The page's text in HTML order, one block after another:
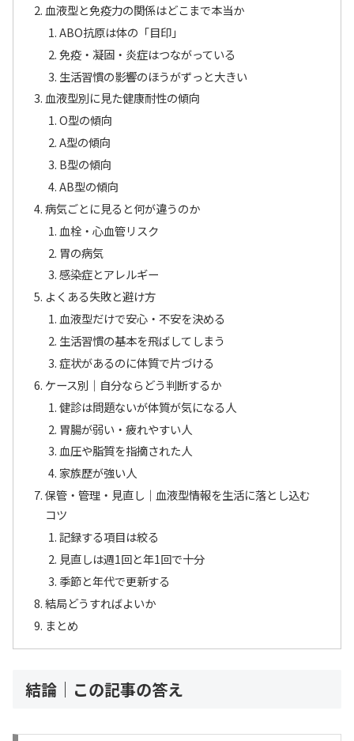
血液型と免疫力の関係はどこまで本当か
ABO抗原は体の「目印」
免疫・凝固・炎症はつながっている
生活習慣の影響のほうがずっと大きい
血液型別に見た健康耐性の傾向
O型の傾向
A型の傾向
B型の傾向
AB型の傾向
病気ごとに見ると何が違うのか
血栓・心血管リスク
胃の病気
感染症とアレルギー
よくある失敗と避け方
血液型だけで安心・不安を決める
生活習慣の基本を飛ばしてしまう
症状があるのに体質で片づける
ケース別｜自分ならどう判断するか
健診は問題ないが体質が気になる人
胃腸が弱い・疲れやすい人
血圧や脂質を指摘された人
家族歴が強い人
保管・管理・見直し｜血液型情報を生活に落とし込む
コツ
記録する項目は絞る
見直しは週1回と年1回で十分
季節と年代で更新する
結局どうすればよいか
まとめ
結論｜この記事の答え